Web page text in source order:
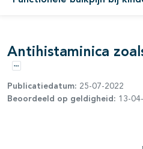
Antihistaminica
Opties
Publicatiedatum: 25-07-2022
Beoordeeld op geldigheid: 13-